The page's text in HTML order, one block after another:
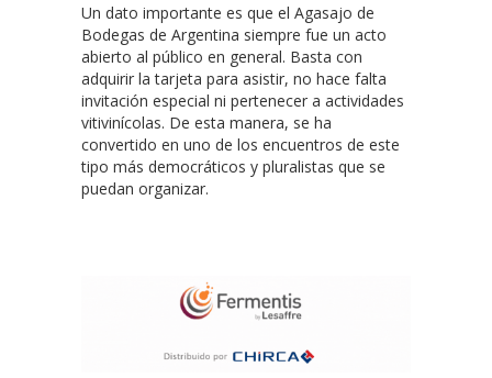
Un dato importante es que el Agasajo de
Bodegas de Argentina siempre fue un acto
abierto al público en general. Basta con
adquirir la tarjeta para asistir, no hace falta
invitación especial ni pertenecer a actividades
vitivinícolas. De esta manera, se ha
convertido en uno de los encuentros de este
tipo más democráticos y pluralistas que se
puedan organizar.